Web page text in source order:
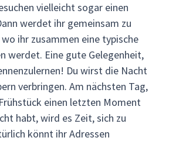
vielleicht sogar einen
werdet ihr gemeinsam zu
ihr zusammen eine typische
werdet. Eine gute Gelegenheit,
Du wirst die Nacht
verbringen. Am nächsten Tag,
einen letzten Moment
habt, wird es Zeit, sich zu
könnt ihr Adressen